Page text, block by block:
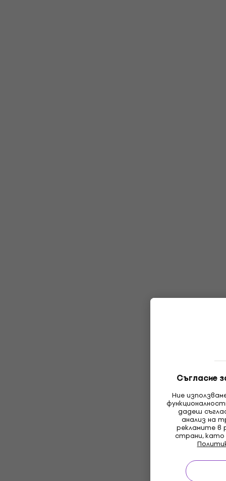
Съгласие
Ние
дадеш
анализ на
рекламите в
страни, като